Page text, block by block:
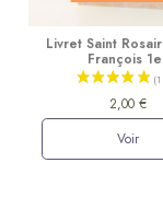
Livret Saint
François
2,00 €
Voir